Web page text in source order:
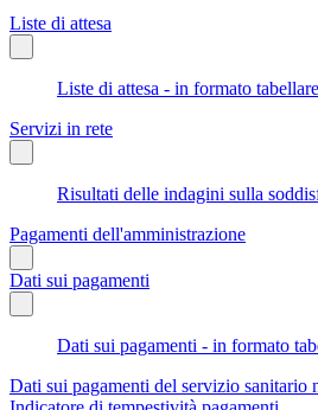
Liste di attesa
Liste di attesa - in formato tabellare
Servizi in rete
Risultati delle indagini sulla
Pagamenti dell'amministrazione
Dati sui pagamenti
Dati sui pagamenti - in formato
Dati sui pagamenti del servizio sanitario